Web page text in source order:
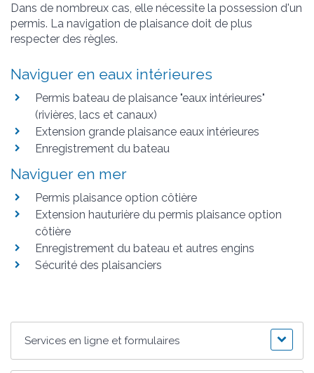
Dans de nombreux cas, elle nécessite la possession d'un
permis. La navigation de plaisance doit de plus
respecter des règles.
Naviguer en eaux intérieures
Permis bateau de plaisance "eaux intérieures"
(rivières, lacs et canaux)
Extension grande plaisance eaux intérieures
Enregistrement du bateau
Naviguer en mer
Permis plaisance option côtière
Extension hauturière du permis plaisance option
côtière
Enregistrement du bateau et autres engins
Sécurité des plaisanciers
Services en ligne et formulaires